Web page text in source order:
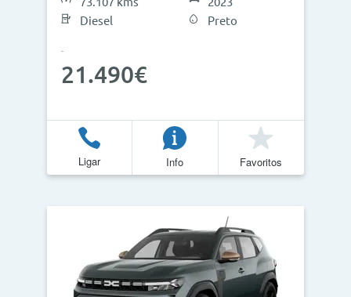
Diesel
Preto
21.490€
Ligar Info Favoritos